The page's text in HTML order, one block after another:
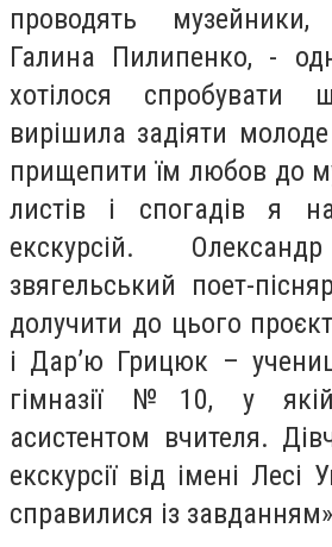
проводять
Галина Пилипенко, -
хотілося
вирішила задіяти
прищепити їм любов до
листів і спогадів я
екскурсій.
звягельський поет-
долучити до цього
і Дар’ю Грицюк –
гімназії №10, у
асистентом вчителя.
екскурсії від імені Лесі
справилися із